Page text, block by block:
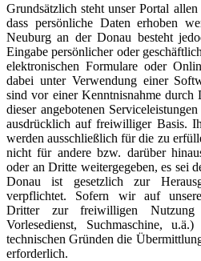
Grundsätzlich steht unser Portal
dass persönliche Daten erhoben
Neuburg an der Donau besteht
Eingabe persönlicher oder
elektronischen Formulare oder
dabei unter Verwendung einer
sind vor einer Kenntnisnahme
dieser angebotenen
ausdrücklich auf freiwilliger Basis.
werden ausschließlich für die zu
nicht für andere bzw. darüber
oder an Dritte weitergegeben, es sei
Donau ist gesetzlich zur
verpflichtet. Sofern wir auf
Dritter zur freiwilligen Nutzung
Vorlesedienst, Suchmaschine,
technischen Gründen die
erforderlich.